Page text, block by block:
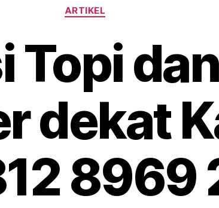
Categories
ARTIKEL
Topi
dekat
8969